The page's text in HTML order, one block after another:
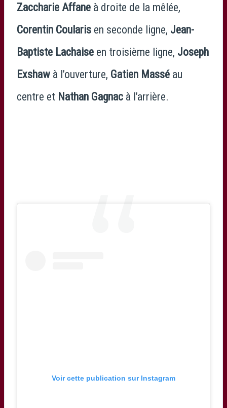
Zaccharie Affane à droite de la mêlée,
Corentin Coularis en seconde ligne, Jean-
Baptiste Lachaise en troisième ligne, Joseph
Exshaw à l’ouverture, Gatien Massé au
centre et Nathan Gagnac à l’arrière.
Voir cette publication sur Instagram